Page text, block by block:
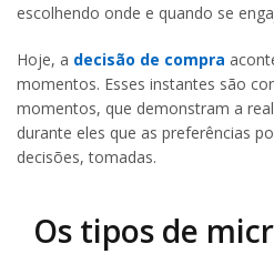
escolhendo onde e quando se
Hoje, a decisão de compra
momentos. Esses instantes são
momentos, que demonstram a
durante eles que as preferências
decisões, tomadas.
Os tipos de